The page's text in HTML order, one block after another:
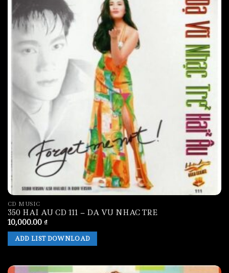
CD MUSIC
350 HAI AU CD 111 – DA VU NHAC TRE
10,000.00 ₫
ADD LIST DOWNLOAD